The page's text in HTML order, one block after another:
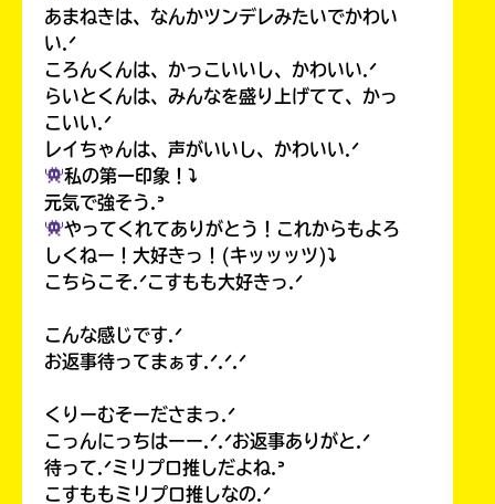
あまねきは、なんかツンデレみたいでかわい
い.ᐟ
ころんくんは、かっこいいし、かわいい.ᐟ
らいとくんは、みんなを盛り上げてて、かっ
こいい.ᐟ
レイちゃんは、声がいいし、かわいい.ᐟ
私の第一印象！⤵︎
元気で強そう.ᐣ
やってくれてありがとう！これからもよろ
しくねー！大好きっ！(キッッッツ)⤵︎
こちらこそ.ᐟこすもも大好きっ.ᐟ
こんな感じです.ᐟ
お返事待ってまぁす.ᐟ.ᐟ.ᐟ
くりーむそーださまっ.ᐟ
こっんにっちはーー.ᐟ.ᐟお返事ありがと.ᐟ
待って.ᐟミリプロ推しだよね.ᐣ
こすももミリプロ推しなの.ᐟ
し
み
て